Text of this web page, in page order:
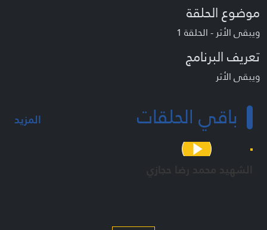
موضوع الحلقة
ويبقى الأثر - الحلقة 1
تعريف البرنامج
ويبقى الأثر
باقي الحلقات المزيد
الشهيد محمد رضا حجازي